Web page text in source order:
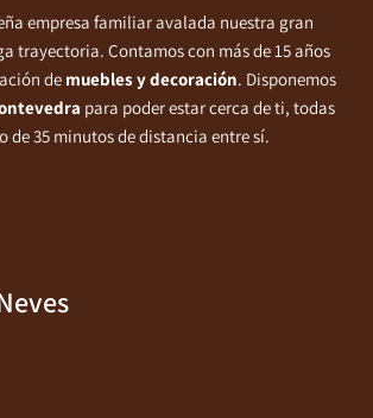
empresa familiar avalada nuestra gran
trayectoria. Contamos con más de 15 años
de muebles y decoración. Disponemos
para poder estar cerca de ti, todas
de 35 minutos de distancia entre sí.